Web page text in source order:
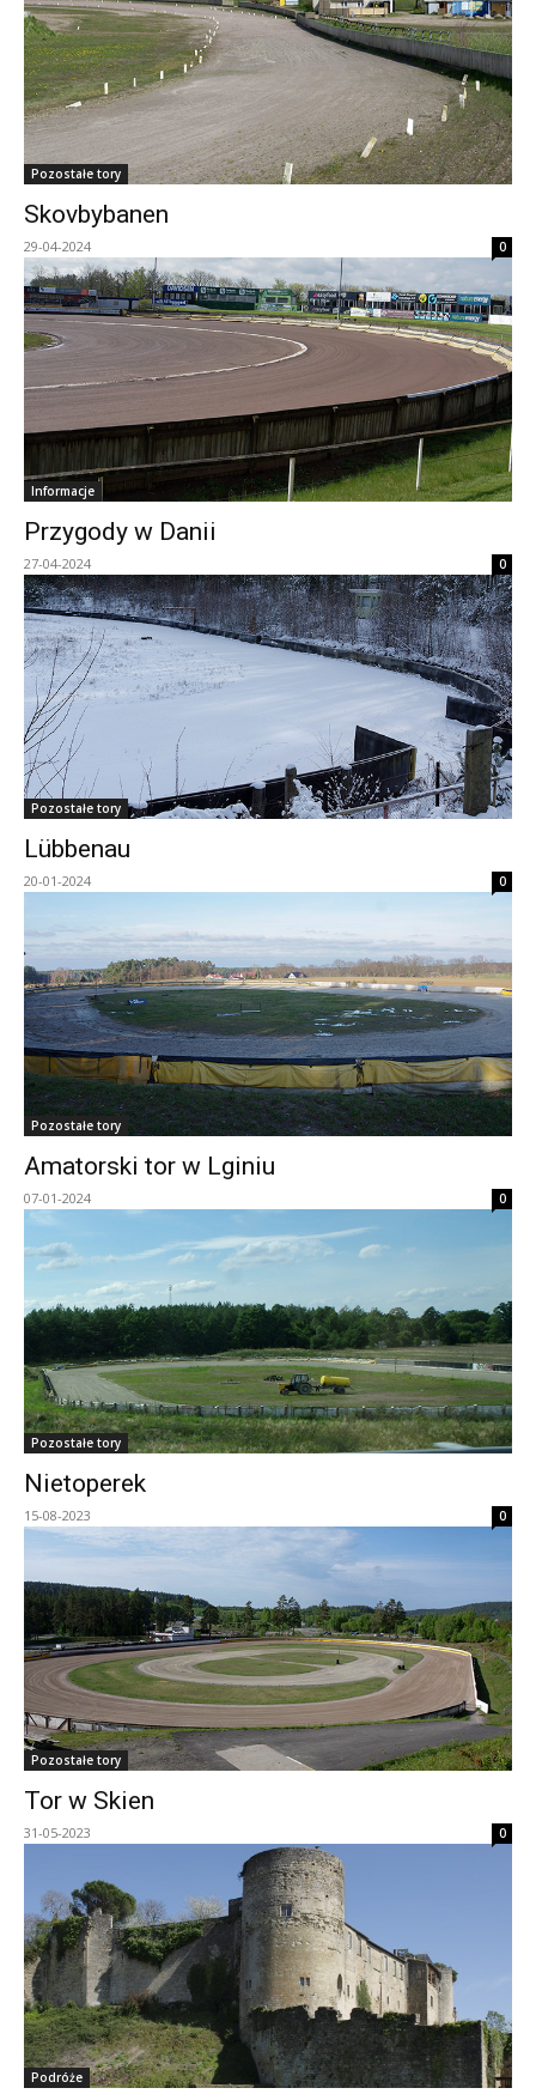
Pozostałe tory
Skovbybanen
29-04-2024 0
Informacje
Przygody w Danii
27-04-2024 0
Pozostałe tory
Lübbenau
20-01-2024 0
Pozostałe tory
Amatorski tor w Lginiu
07-01-2024 0
Pozostałe tory
Nietoperek
15-08-2023 0
Pozostałe tory
Tor w Skien
31-05-2023 0
Podróże